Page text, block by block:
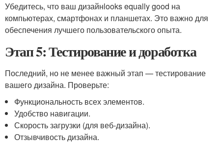
Убедитесь, что ваш дизайнlooks equally good на
компьютерах, смартфонах и планшетах. Это важно для
обеспечения лучшего пользовательского опыта.
Этап 5: Тестирование и доработка
Последний, но не менее важный этап — тестирование
вашего дизайна. Проверьте:
Функциональность всех элементов.
Удобство навигации.
Скорость загрузки (для веб-дизайна).
Отзывчивость дизайна.